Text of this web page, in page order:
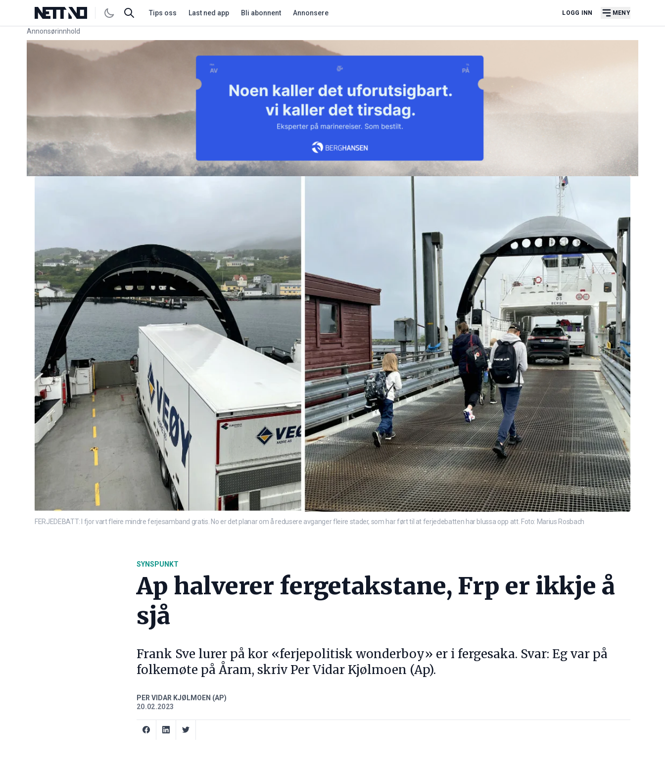
Tips oss Last ned app Bli abonnent Annonsere LOGG INN MENY
Annonsørinnhold
Link for annonse
FERJEDEBATT: I fjor vart fleire mindre ferjesamband gratis. No er det planar om å redusere avganger fleire stader, som har ført til at ferjedebatten har blussa opp att. Foto: Marius Rosbach
SYNSPUNKT
Ap halverer fergetakstane, Frp er ikkje å
sjå
Frank Sve lurer på kor «ferjepolitisk wonderboy» er i fergesaka. Svar: Eg var på
folkemøte på Åram, skriv Per Vidar Kjølmoen (Ap).
PER VIDAR KJØLMOEN (AP)
20.02.2023